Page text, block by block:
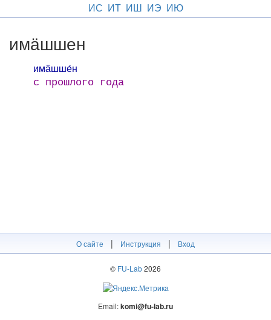
ИС ИТ ИШ ИЭ ИЮ
имӓшшен
имӓшше́н
с прошлого года
О сайте | Инструкция | Вход
© FU-Lab2026
Email:komi@fu-lab.ru